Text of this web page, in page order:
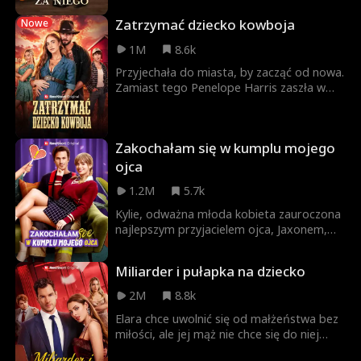
narzeczonego to jej teraz odnoszący
sukcesy były. Gdy stare uczucia powracają,
a nieporozumienia się wyjaśniają, oboje
zbliżają się do siebie, dostając drugą
szansę na miłość.
Nowe Zatrzymać dziecko kowboja
1M
8.6k
Przyjechała do miasta, by zacząć od nowa.
Zamiast tego Penelope Harris zaszła w
na którym pracuje. Teraz Penelope
znalazła się między mężczyzną, który
spaliłby dla niej cały świat, a byłym, który
pragnie patrzeć, jak to ona płonie.
Zakochałam się w kumplu mojego
ojca
1.2M
5.7k
Kylie, odważna młoda kobieta zauroczona
najlepszym przyjacielem ojca, Jaxonem,
wobec niej, a napięcie między nimi
narasta, prowadząc do ostatecznej
zdrady, która zmienia wszystko.
Miliarder i pułapka na dziecko
2M
8.8k
Elara chce uwolnić się od małżeństwa bez
miłości, ale jej mąż nie chce się do niej